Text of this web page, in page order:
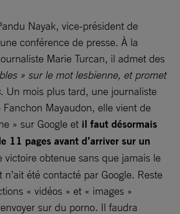
Nayak, vice-président de
conférence de presse. À la
Marie Turcan, il admet des
» sur le mot lesbienne, et promet
. Un mois plus tard, une journaliste
Mayaudon, elle vient de
» sur Google et il faut désormais
11 pages avant d’arriver sur un
victoire obtenue sans que jamais le
été contacté par Google. Reste
« vidéos » et « images »
sur du porno. Il faudra